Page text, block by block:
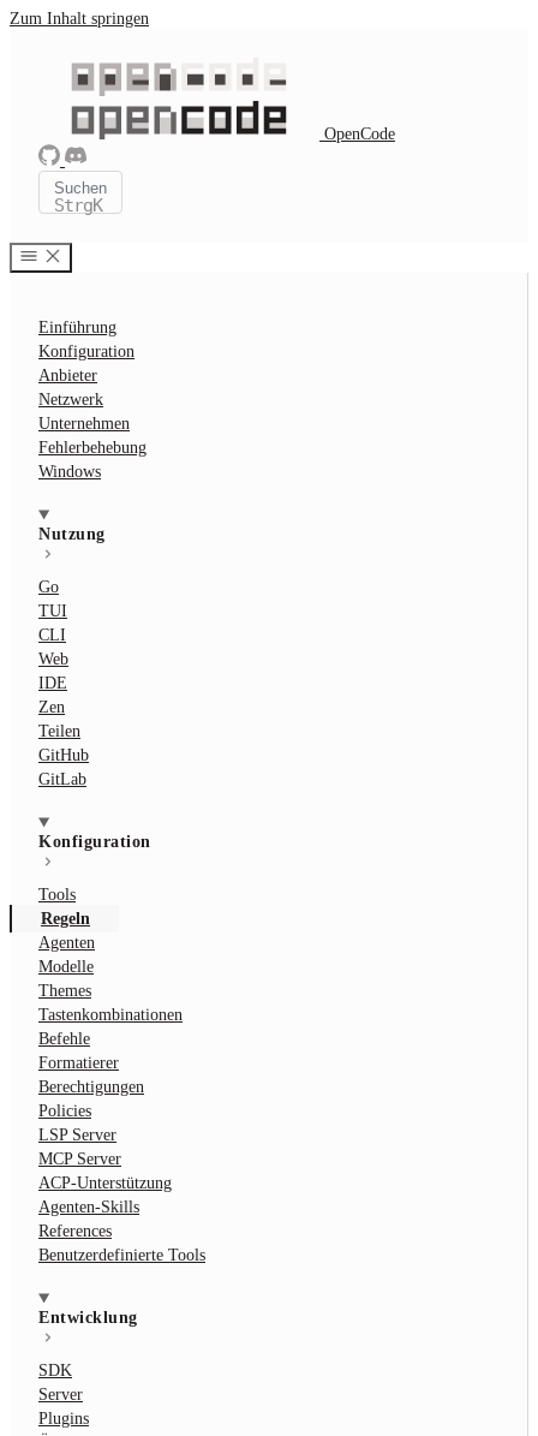
Zum Inhalt springen
OpenCode
Suchen
StrgK
Einführung
Konfiguration
Anbieter
Netzwerk
Unternehmen
Fehlerbehebung
Windows
Nutzung
Go
TUI
CLI
Web
IDE
Zen
Teilen
GitHub
GitLab
Konfiguration
Tools
Regeln
Agenten
Modelle
Themes
Tastenkombinationen
Befehle
Formatierer
Berechtigungen
Policies
LSP Server
MCP Server
ACP-Unterstützung
Agenten-Skills
References
Benutzerdefinierte Tools
Entwicklung
SDK
Server
Plugins